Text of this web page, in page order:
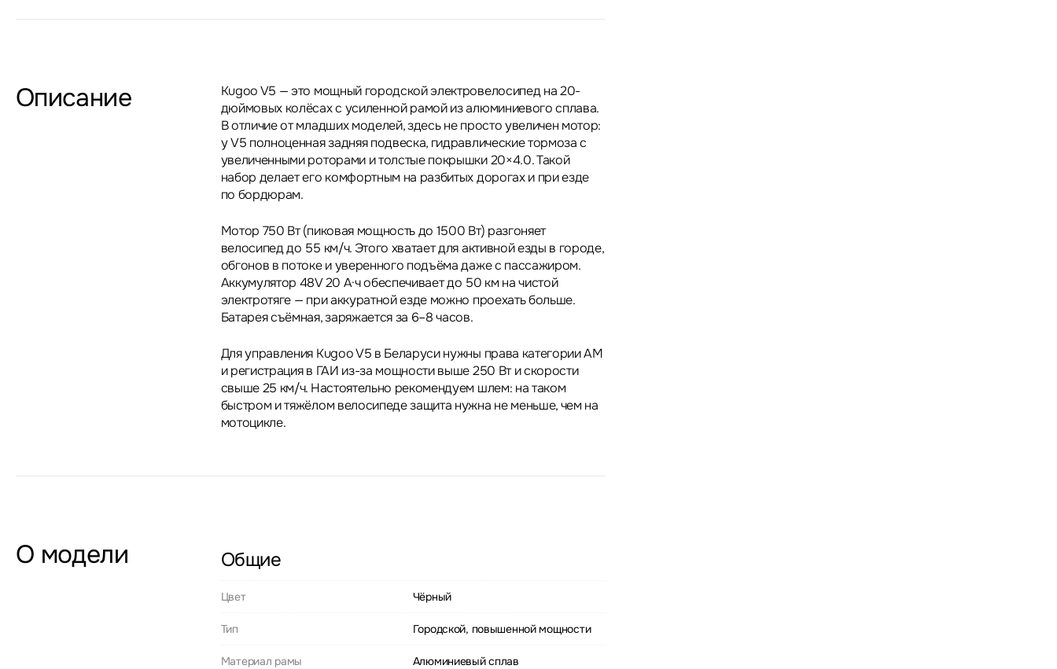
Описание
Kugoo V5 — это мощный городской электровелосипед на 20-
дюймовых колёсах с усиленной рамой из алюминиевого сплава.
В отличие от младших моделей, здесь не просто увеличен мотор:
у V5 полноценная задняя подвеска, гидравлические тормоза с
увеличенными роторами и толстые покрышки 20×4.0. Такой
набор делает его комфортным на разбитых дорогах и при езде
по бордюрам.
Мотор 750 Вт (пиковая мощность до 1500 Вт) разгоняет
велосипед до 55 км/ч. Этого хватает для активной езды в городе,
обгонов в потоке и уверенного подъёма даже с пассажиром.
Аккумулятор 48V 20 А·ч обеспечивает до 50 км на чистой
электротяге — при аккуратной езде можно проехать больше.
Батарея съёмная, заряжается за 6–8 часов.
Для управления Kugoo V5 в Беларуси нужны права категории AM
и регистрация в ГАИ из-за мощности выше 250 Вт и скорости
свыше 25 км/ч. Настоятельно рекомендуем шлем: на таком
быстром и тяжёлом велосипеде защита нужна не меньше, чем на
мотоцикле.
О модели Общие
Цвет Чёрный
Тип Городской, повышенной мощности
Материал рамы Алюминиевый сплав